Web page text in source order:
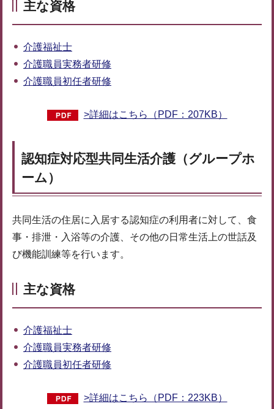
主な資格
介護福祉士
介護職員実務者研修
介護職員初任者研修
>詳細はこちら（PDF：207KB）
認知症対応型共同生活介護（グループホ
ーム）
共同生活の住居に入居する認知症の利用者に対して、食
事・排泄・入浴等の介護、その他の日常生活上の世話及
び機能訓練等を行います。
主な資格
介護福祉士
介護職員実務者研修
介護職員初任者研修
>詳細はこちら（PDF：223KB）